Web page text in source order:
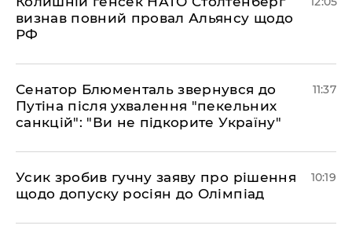
визнав повний провал Альянсу щодо
РФ
Сенатор Блюменталь звернувся до
Путіна після ухвалення "пекельних
санкцій": "Ви не підкорите Україну"
11:37
Усик зробив гучну заяву про рішення
щодо допуску росіян до Олімпіад
10:19